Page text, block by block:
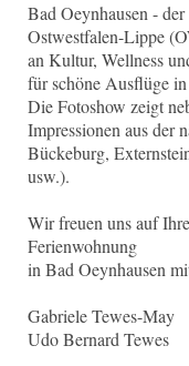
Bad Oeynhausen -
Ostwestfalen-Lippe
an Kultur, Wellness
für schöne Ausflüge
Die Fotoshow zeigt
Impressionen aus der
Bückeburg,
usw.).
Wir freuen uns auf
Ferienwohnung
in Bad Oeynhausen
Gabriele Tewes-May
Udo Bernard Tewes